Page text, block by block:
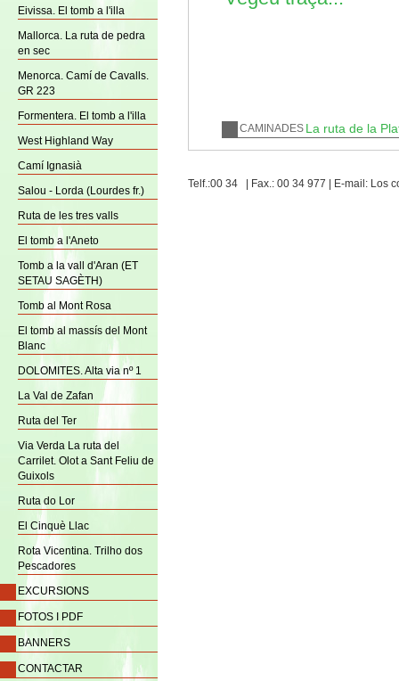
Eivissa. El tomb a l'illa
Mallorca. La ruta de pedra
en sec
Menorca. Camí de Cavalls.
GR 223
Formentera. El tomb a l'illa
West Highland Way
Camí Ignasià
Salou - Lorda (Lourdes fr.)
Ruta de les tres valls
El tomb a l'Aneto
Tomb a la vall d'Aran (ET
SETAU SAGÈTH)
Tomb al Mont Rosa
El tomb al massís del Mont
Blanc
DOLOMITES. Alta via nº 1
La Val de Zafan
Ruta del Ter
Via Verda La ruta del
Carrilet. Olot a Sant Feliu de
Guixols
Ruta do Lor
El Cinquè Llac
Rota Vicentina. Trilho dos
Pescadores
EXCURSIONS
FOTOS I PDF
BANNERS
CONTACTAR
CAMINADES La ruta de la
Telf.:00 34 | Fax.: 00 34 977 | E-mail: Los